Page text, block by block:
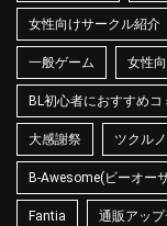
女性向けサークル紹介
一般ゲーム 女性
BL初心者におすすめコ
大感謝祭 ツクル
B-Awesome(ビーオー
Fantia 通販アッ